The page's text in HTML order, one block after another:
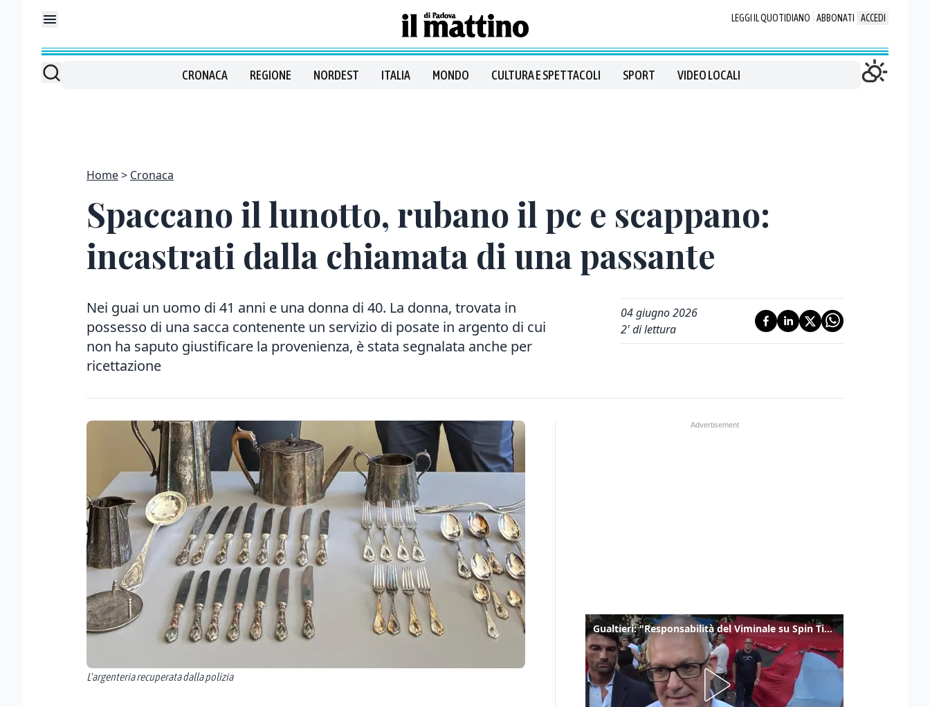
LEGGI IL QUOTIDIANO ABBONATI ACCEDI
CRONACA REGIONE NORDEST ITALIA MONDO CULTURA E SPETTACOLI SPORT VIDEO LOCALI
Home Cronaca
Spaccano il lunotto, rubano il pc e scappano:
incastrati dalla chiamata di una passante
Nei guai un uomo di 41 anni e una donna di 40. La donna, trovata in
possesso di una sacca contenente un servizio di posate in argento di cui
non ha saputo giustificare la provenienza, è stata segnalata anche per
ricettazione
04 giugno 2026
2' di lettura
L'argenteria recuperata dalla polizia
Gualtieri: "Responsabilità del Viminale su Spin Time? La posizione dei partiti è nota"